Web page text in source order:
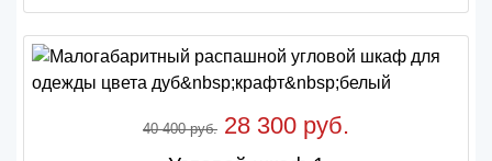
40 400 руб. 28 300 руб.